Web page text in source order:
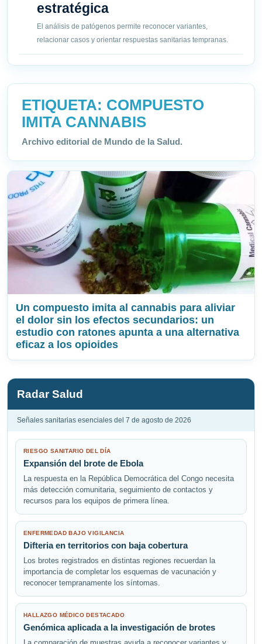
estratégica
El análisis de patógenos permite reconocer variantes,
relacionar casos y orientar respuestas sanitarias tempranas.
ETIQUETA: COMPUESTO
IMITA CANNABIS
Archivo editorial de Mundo de la Salud.
Un compuesto imita al cannabis para aliviar
el dolor sin los efectos secundarios: un
estudio con ratones apunta a una alternativa
eficaz a los opioides
Radar Salud
Señales sanitarias esenciales del 7 de agosto de 2026
RIESGO SANITARIO DEL DÍA
Expansión del brote de Ebola
La respuesta en la República Democrática del Congo necesita
más detección comunitaria, seguimiento de contactos y
recursos para los equipos de primera línea.
ENFERMEDAD BAJO VIGILANCIA
Difteria en territorios con baja cobertura
Los brotes registrados en distintas regiones recuerdan la
importancia de completar los esquemas de vacunación y
reconocer tempranamente los síntomas.
HALLAZGO MÉDICO DESTACADO
Genómica aplicada a la investigación de brotes